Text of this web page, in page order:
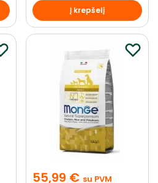
Į krepšelį
55,99 € su PVM